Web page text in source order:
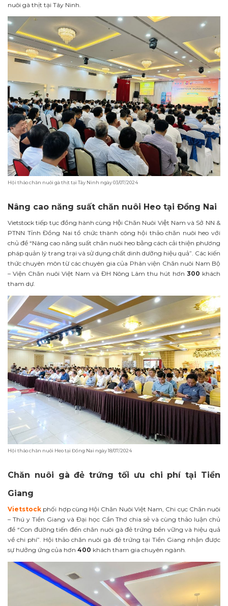
nuôi gà thịt tại Tây Ninh.
Hội thảo chăn nuôi gà thịt tại Tây Ninh ngày 03/07/2024
Nâng cao năng suất chăn nuôi Heo tại Đồng Nai
Vietstock tiếp tục đồng hành cùng Hội Chăn Nuôi Việt Nam và Sở NN &
PTNN Tỉnh Đồng Nai tổ chức thành công hội thảo chăn nuôi heo với
chủ đề “Nâng cao năng suất chăn nuôi heo bằng cách cải thiện phương
pháp quản lý trang trại và sử dụng chất dinh dưỡng hiệu quả”. Các kiến
thức chuyên môn từ các chuyên gia của Phân viện Chăn nuôi Nam Bộ
– Viện Chăn nuôi Việt Nam và ĐH Nông Lâm thu hút hơn 300 khách
tham dự.
Hội thảo chăn nuôi Heo tại Đồng Nai ngày 18/07/2024
Chăn nuôi gà đẻ trứng tối ưu chi phí tại Tiền
Giang
Vietstock phối hợp cùng Hội Chăn Nuôi Việt Nam, Chi cục Chăn nuôi
– Thú y Tiền Giang và Đại học Cần Thơ chia sẻ và cùng thảo luận chủ
đề “Con đường tiến đến chăn nuôi gà đẻ trứng bền vững và hiệu quả
về chi phí”. Hội thảo chăn nuôi gà đẻ trứng tại Tiền Giang nhận được
sự hưởng ứng của hơn 400 khách tham gia chuyên ngành.